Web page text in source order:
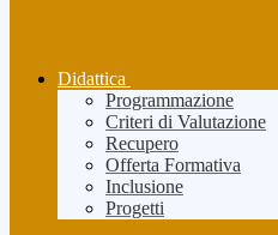
Didattica
Programmazione
Criteri di Valutazione
Recupero
Offerta Formativa
Inclusione
Progetti